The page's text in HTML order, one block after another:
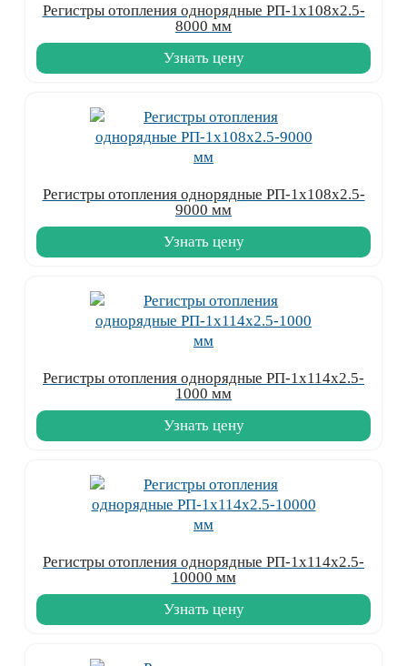
Регистры отопления однорядные РП-1x108x2.5-
8000 мм
Узнать цену
Регистры отопления однорядные РП-1x108x2.5-
9000 мм
Узнать цену
Регистры отопления однорядные РП-1x114x2.5-
1000 мм
Узнать цену
Регистры отопления однорядные РП-1x114x2.5-
10000 мм
Узнать цену